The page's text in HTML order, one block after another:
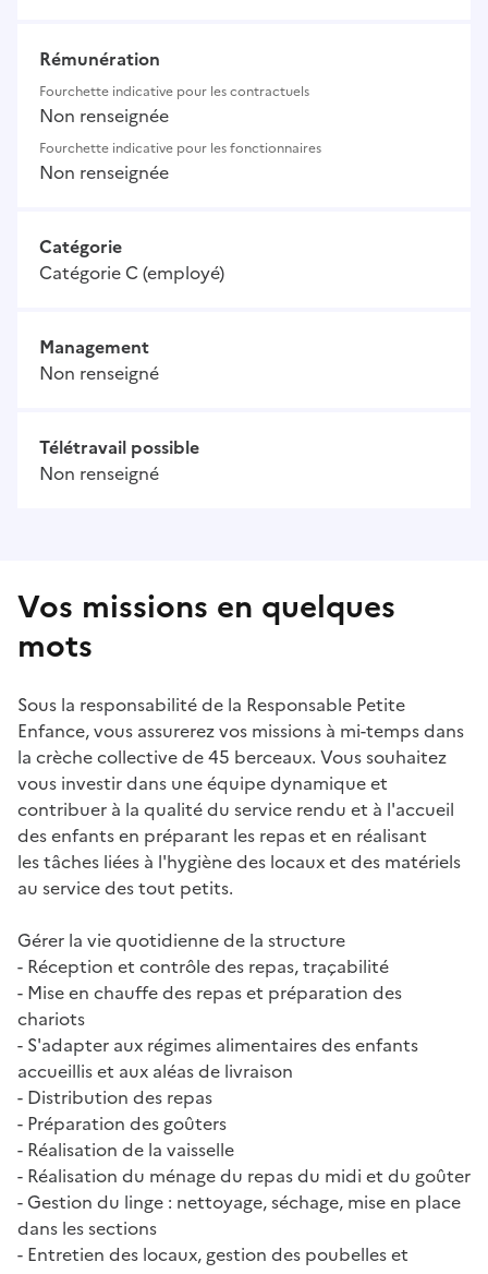
Rémunération
Fourchette indicative pour les contractuels
Non renseignée
Fourchette indicative pour les fonctionnaires
Non renseignée
Catégorie
Catégorie C (employé)
Management
Non renseigné
Télétravail possible
Non renseigné
Vos missions en quelques
mots
Sous la responsabilité de la Responsable Petite
Enfance, vous assurerez vos missions à mi-temps dans
la crèche collective de 45 berceaux. Vous souhaitez
vous investir dans une équipe dynamique et
contribuer à la qualité du service rendu et à l'accueil
des enfants en préparant les repas et en réalisant
les tâches liées à l'hygiène des locaux et des matériels
au service des tout petits.
Gérer la vie quotidienne de la structure
- Réception et contrôle des repas, traçabilité
- Mise en chauffe des repas et préparation des
chariots
- S'adapter aux régimes alimentaires des enfants
accueillis et aux aléas de livraison
- Distribution des repas
- Préparation des goûters
- Réalisation de la vaisselle
- Réalisation du ménage du repas du midi et du goûter
- Gestion du linge : nettoyage, séchage, mise en place
dans les sections
- Entretien des locaux, gestion des poubelles et